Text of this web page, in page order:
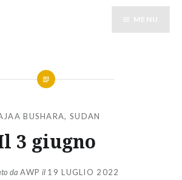
MENU
BUSHARA, SUDAN
3 giugno
daAWP il 19 LUGLIO 2022